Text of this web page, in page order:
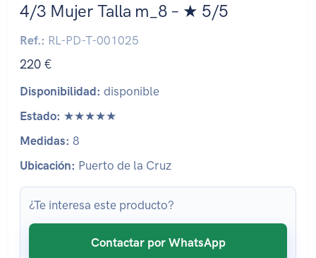
4/3 Mujer Talla m_8 – ★ 5/5
Ref.: RL-PD-T-001025
220 €
Disponibilidad: disponible
Estado: ★★★★★
Medidas: 8
Ubicación: Puerto de la Cruz
¿Te interesa este producto?
Contactar por WhatsApp